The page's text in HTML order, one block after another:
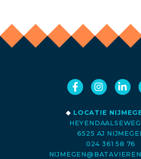
◆ LOCATIE
HEYENDAALSEWEG
6525 AJ
024 361 58 76